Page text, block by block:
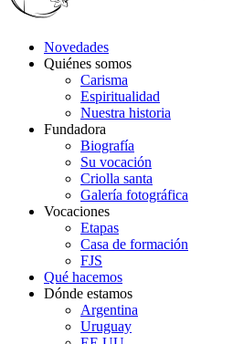
Novedades
Quiénes somos
Carisma
Espiritualidad
Nuestra historia
Fundadora
Biografía
Su vocación
Criolla santa
Galería fotográfica
Vocaciones
Etapas
Casa de formación
FJS
Qué hacemos
Dónde estamos
Argentina
Uruguay